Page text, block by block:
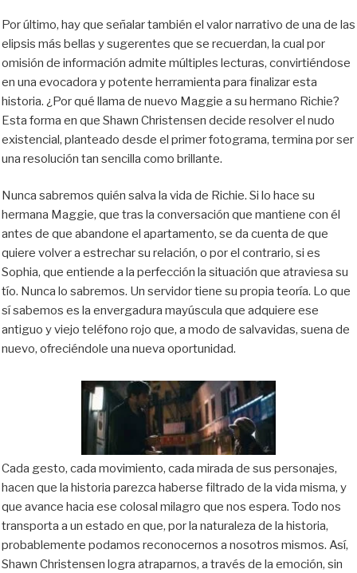
Por último, hay que señalar también el valor narrativo de una de las
elipsis más bellas y sugerentes que se recuerdan, la cual por
omisión de información admite múltiples lecturas, convirtiéndose
en una evocadora y potente herramienta para finalizar esta
historia. ¿Por qué llama de nuevo Maggie a su hermano Richie?
Esta forma en que Shawn Christensen decide resolver el nudo
existencial, planteado desde el primer fotograma, termina por ser
una resolución tan sencilla como brillante.
Nunca sabremos quién salva la vida de Richie. Si lo hace su
hermana Maggie, que tras la conversación que mantiene con él
antes de que abandone el apartamento, se da cuenta de que
quiere volver a estrechar su relación, o por el contrario, si es
Sophia, que entiende a la perfección la situación que atraviesa su
tío. Nunca lo sabremos. Un servidor tiene su propia teoría. Lo que
sí sabemos es la envergadura mayúscula que adquiere ese
antiguo y viejo teléfono rojo que, a modo de salvavidas, suena de
nuevo, ofreciéndole una nueva oportunidad.
Cada gesto, cada movimiento, cada mirada de sus personajes,
hacen que la historia parezca haberse filtrado de la vida misma, y
que avance hacia ese colosal milagro que nos espera. Todo nos
transporta a un estado en que, por la naturaleza de la historia,
probablemente podamos reconocernos a nosotros mismos. Así,
Shawn Christensen logra atraparnos, a través de la emoción, sin